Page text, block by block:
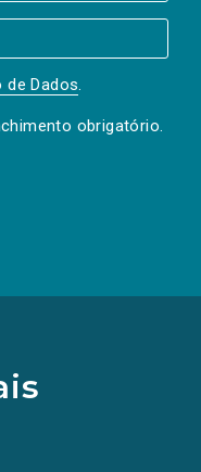
de Dados.
obrigatório.